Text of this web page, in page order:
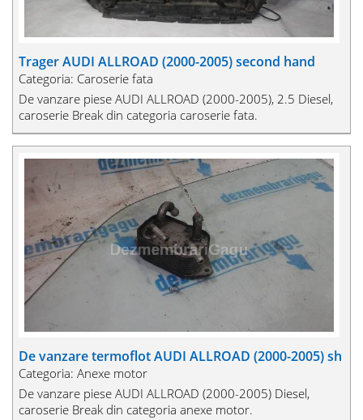
Trager AUDI ALLROAD (2000-2005) second hand
Categoria: Caroserie fata
De vanzare piese AUDI ALLROAD (2000-2005), 2.5 Diesel,
caroserie Break din categoria caroserie fata.
De vanzare termoflot AUDI ALLROAD (2000-2005) sh
Categoria: Anexe motor
De vanzare piese AUDI ALLROAD (2000-2005) Diesel,
caroserie Break din categoria anexe motor.